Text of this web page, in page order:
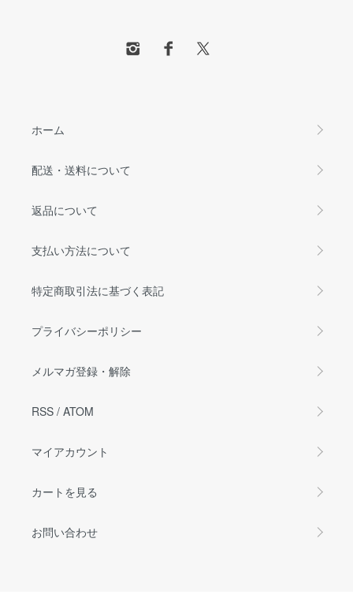
ホーム
配送・送料について
返品について
支払い方法について
特定商取引法に基づく表記
プライバシーポリシー
メルマガ登録・解除
RSS / ATOM
マイアカウント
カートを見る
お問い合わせ